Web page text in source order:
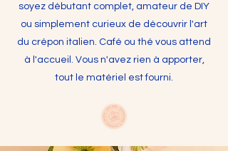
soyez débutant complet, amateur de DIY
ou simplement curieux de découvrir l'art
du crépon italien. Café ou thé vous attend
à l'accueil. Vous n'avez rien à apporter,
tout le matériel est fourni.